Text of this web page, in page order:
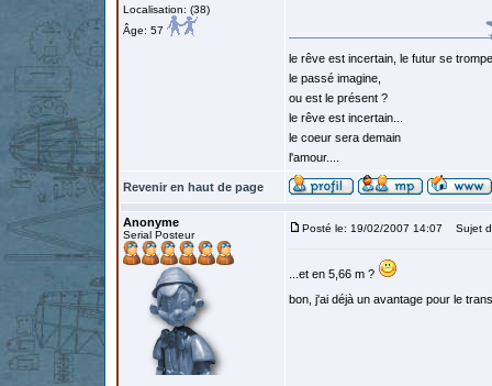
Localisation: (38)
Âge: 57
le rêve est incertain, le futur se trompe
le passé imagine,
ou est le présent ?
le rêve est incertain...
le coeur sera demain
l'amour....
Revenir en haut de page
Anonyme
Serial Posteur
Posté le: 19/02/2007 14:07 Sujet
...et en 5,66 m ?
bon, j'ai déjà un avantage pour le